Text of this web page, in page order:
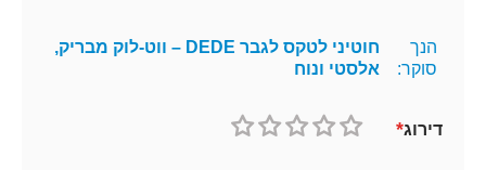
הנך
סוקר:
חוטיני לטקס לגבר DEDE – ווט-לוק מבריק,
אלסטי ונוח
דירוג